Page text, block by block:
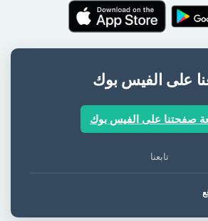
على الفيس بوك
صفحتنا على الفيس بوك
تابعنا